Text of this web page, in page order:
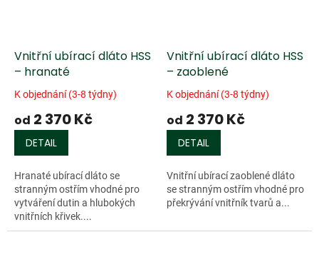
Vnitřní ubírací dláto HSS
– hranaté
K objednání (3-8 týdny)
od 2 370 Kč
DETAIL
Hranaté ubírací dláto se
stranným ostřím vhodné pro
vytváření dutin a hlubokých
vnitřních křivek....
Vnitřní ubírací dláto HSS
– zaoblené
K objednání (3-8 týdny)
od 2 370 Kč
DETAIL
Vnitřní ubírací zaoblené dláto
se stranným ostřím vhodné pro
překrývání vnitřník tvarů a...